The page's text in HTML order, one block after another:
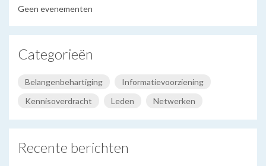
Geen evenementen
Categorieën
Belangenbehartiging
Informatievoorziening
Kennisoverdracht
Leden Netwerken
Recente berichten